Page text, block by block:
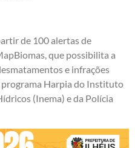
de 100 alertas de
que possibilita a
e infrações
programa Harpia do Instituto
(Inema) e da Polícia